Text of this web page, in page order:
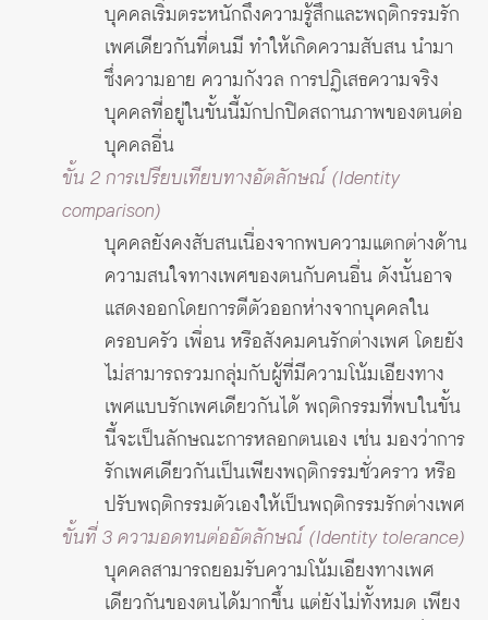
บุคคลเริ่มตระหนักถึงความรู้สึกและพฤติกรรมรัก
เพศเดียวกันที่ตนมี ทำให้เกิดความสับสน นำมา
ซึ่งความอาย ความกังวล การปฏิเสธความจริง
บุคคลที่อยู่ในขั้นนี้มักปกปิดสถานภาพของตนต่อ
บุคคลอื่น
ขั้น 2 การเปรียบเทียบทางอัตลักษณ์ (Identity
comparison)
บุคคลยังคงสับสนเนื่องจากพบความแตกต่างด้าน
ความสนใจทางเพศของตนกับคนอื่น ดังนั้นอาจ
แสดงออกโดยการตีตัวออกห่างจากบุคคลใน
ครอบครัว เพื่อน หรือสังคมคนรักต่างเพศ โดยยัง
ไม่สามารถรวมกลุ่มกับผู้ที่มีความโน้มเอียงทาง
เพศแบบรักเพศเดียวกันได้ พฤติกรรมที่พบในขั้น
นี้จะเป็นลักษณะการหลอกตนเอง เช่น มองว่าการ
รักเพศเดียวกันเป็นเพียงพฤติกรรมชั่วคราว หรือ
ปรับพฤติกรรมตัวเองให้เป็นพฤติกรรมรักต่างเพศ
ขั้นที่ 3 ความอดทนต่ออัตลักษณ์ (Identity tolerance)
บุคคลสามารถยอมรับความโน้มเอียงทางเพศ
เดียวกันของตนได้มากขึ้น แต่ยังไม่ทั้งหมด เพียง